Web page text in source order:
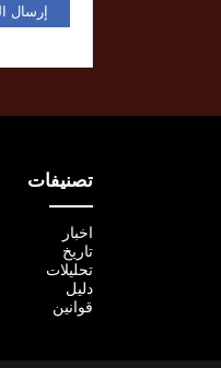
تصنيفات
اخبار
تاريخ
تحليلات
دليل
قوانين